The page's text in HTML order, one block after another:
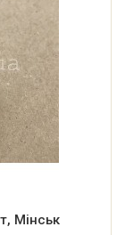
Мінськ